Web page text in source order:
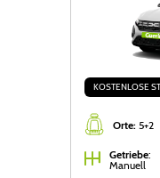
Orte: 5+2
KOSTENLOSE
Getriebe:
Manuell